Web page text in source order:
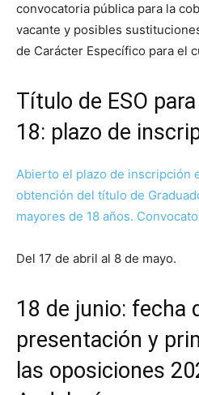
convocatoria pública para la
vacante y posibles
de Carácter Específico para el
Título de ESO
18: plazo de
Abierto el plazo de inscripción
obtención del título de
mayores de 18 años.
Del 17 de abril al 8 de mayo.
18 de junio: fecha
presentación y
las oposiciones